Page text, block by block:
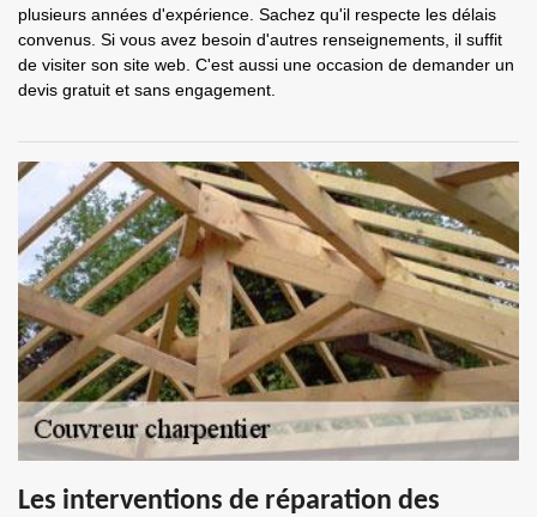
plusieurs années d'expérience. Sachez qu'il respecte les délais
convenus. Si vous avez besoin d'autres renseignements, il suffit
de visiter son site web. C'est aussi une occasion de demander un
devis gratuit et sans engagement.
Les interventions de réparation des